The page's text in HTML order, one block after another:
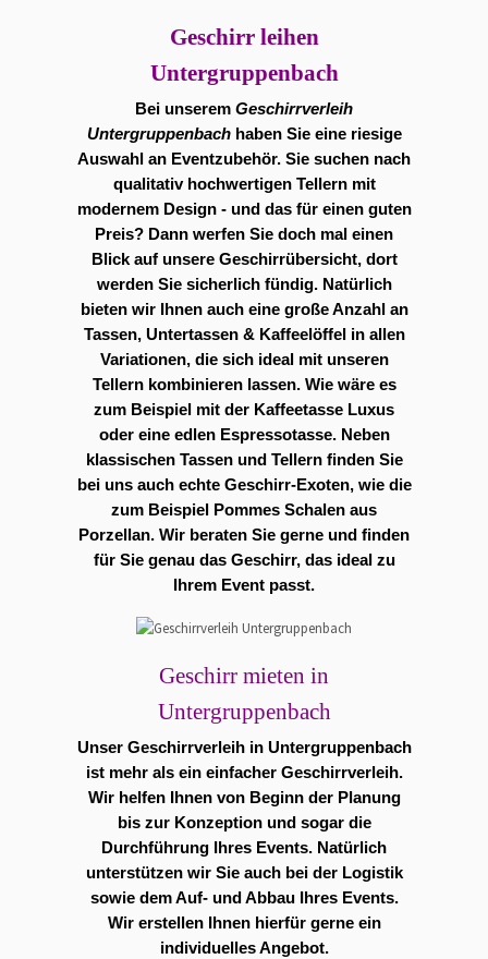
Geschirr leihen
Untergruppenbach
Bei unserem Geschirrverleih
Untergruppenbachhaben Sie eine riesige
Auswahl an Eventzubehör. Sie suchen nach
qualitativ hochwertigen Tellern mit
modernem Design - und das für einen guten
Preis? Dann werfen Sie doch mal einen
Blick auf unsere Geschirrübersicht, dort
werden Sie sicherlich fündig. Natürlich
bieten wir Ihnen auch eine große Anzahl an
Tassen, Untertassen & Kaffeelöffel in allen
Variationen, die sich ideal mit unseren
Tellern kombinieren lassen. Wie wäre es
zum Beispiel mit der Kaffeetasse Luxus
oder eine edlen Espressotasse. Neben
klassischen Tassen und Tellern finden Sie
bei uns auch echte Geschirr-Exoten, wie die
zum Beispiel Pommes Schalen aus
Porzellan. Wir beraten Sie gerne und finden
für Sie genau das Geschirr, das ideal zu
Ihrem Event passt.
Geschirr mieten in
Untergruppenbach
Unser Geschirrverleih in Untergruppenbach
ist mehr als ein einfacher Geschirrverleih.
Wir helfen Ihnen von Beginn der Planung
bis zur Konzeption und sogar die
Durchführung Ihres Events. Natürlich
unterstützen wir Sie auch bei der Logistik
sowie dem Auf- und Abbau Ihres Events.
Wir erstellen Ihnen hierfür gerne ein
individuelles Angebot.